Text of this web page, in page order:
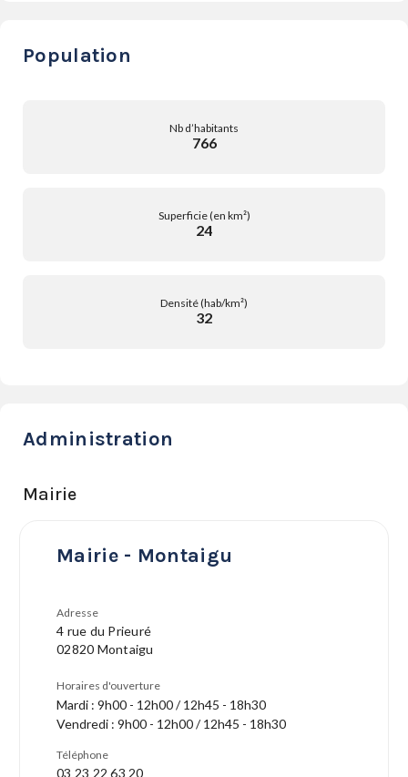
Population
Nb d’habitants
766
Superficie (en km²)
24
Densité (hab/km²)
32
Administration
Mairie
Mairie - Montaigu
Adresse
4 rue du Prieuré
02820 Montaigu
Horaires d'ouverture
Mardi : 9h00 - 12h00 / 12h45 - 18h30
Vendredi : 9h00 - 12h00 / 12h45 - 18h30
Téléphone
03 23 22 63 20